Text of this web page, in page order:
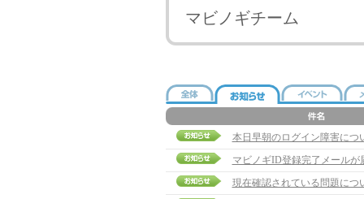
マビノギチーム
本日早朝のログイン障害につ
マビノギID登録完了メールが
現在確認されている問題につ